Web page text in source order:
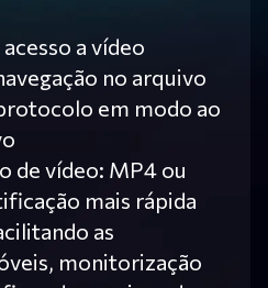
a vídeo
no arquivo
em modo ao
de vídeo: MP4 ou
mais rápida
as
monitorização